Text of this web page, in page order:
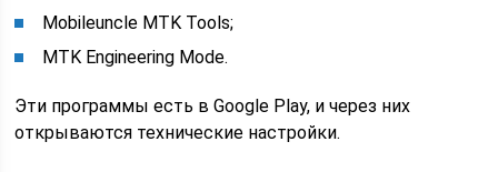
Mobileuncle MTK Tools;
MTK Engineering Mode.
Эти программы есть в Google Play, и через них
открываются технические настройки.